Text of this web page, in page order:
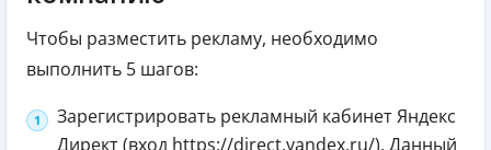
Чтобы разместить рекламу, необходимо
выполнить 5 шагов:
Зарегистрировать рекламный кабинет Яндекс
Директ (вход https://direct.yandex.ru/). Данный